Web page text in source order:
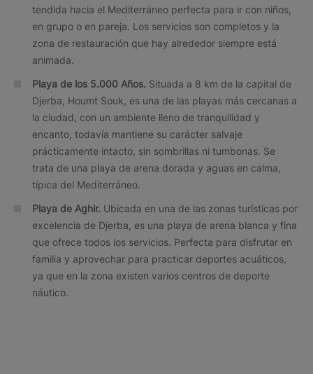
tendida hacia el Mediterráneo perfecta para ir con niños,
en grupo o en pareja. Los servicios son completos y la
zona de restauración que hay alrededor siempre está
animada.
Playa de los 5.000 Años. Situada a 8 km de la capital de
Djerba, Houmt Souk, es una de las playas más cercanas a
la ciudad, con un ambiente lleno de tranquilidad y
encanto, todavía mantiene su carácter salvaje
prácticamente intacto, sin sombrillas ni tumbonas. Se
trata de una playa de arena dorada y aguas en calma,
típica del Mediterráneo.
Playa de Aghir. Ubicada en una de las zonas turísticas por
excelencia de Djerba, es una playa de arena blanca y fina
que ofrece todos los servicios. Perfecta para disfrutar en
familia y aprovechar para practicar deportes acuáticos,
ya que en la zona existen varios centros de deporte
náutico.